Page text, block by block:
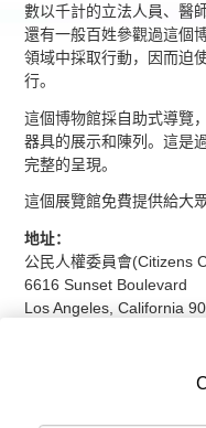
數以千計的立法人員、醫
還有一般百姓參觀過這個
領域中採取行動，因而迫
行。
這個博物館採自助式導覽
器具的展示和陳列。這是
完整的呈現。
這個展覽館免費提供給大
地址：
公民人權委員會(Citizens
6616 Sunset Boulevard
Los Angeles, California
星期一到星期五的早上十
星期六、日的早上十點到